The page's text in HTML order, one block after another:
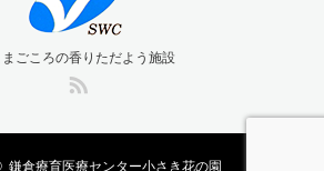
ごころの香りただよう施設
鎌倉療育医療センター小さき花の園